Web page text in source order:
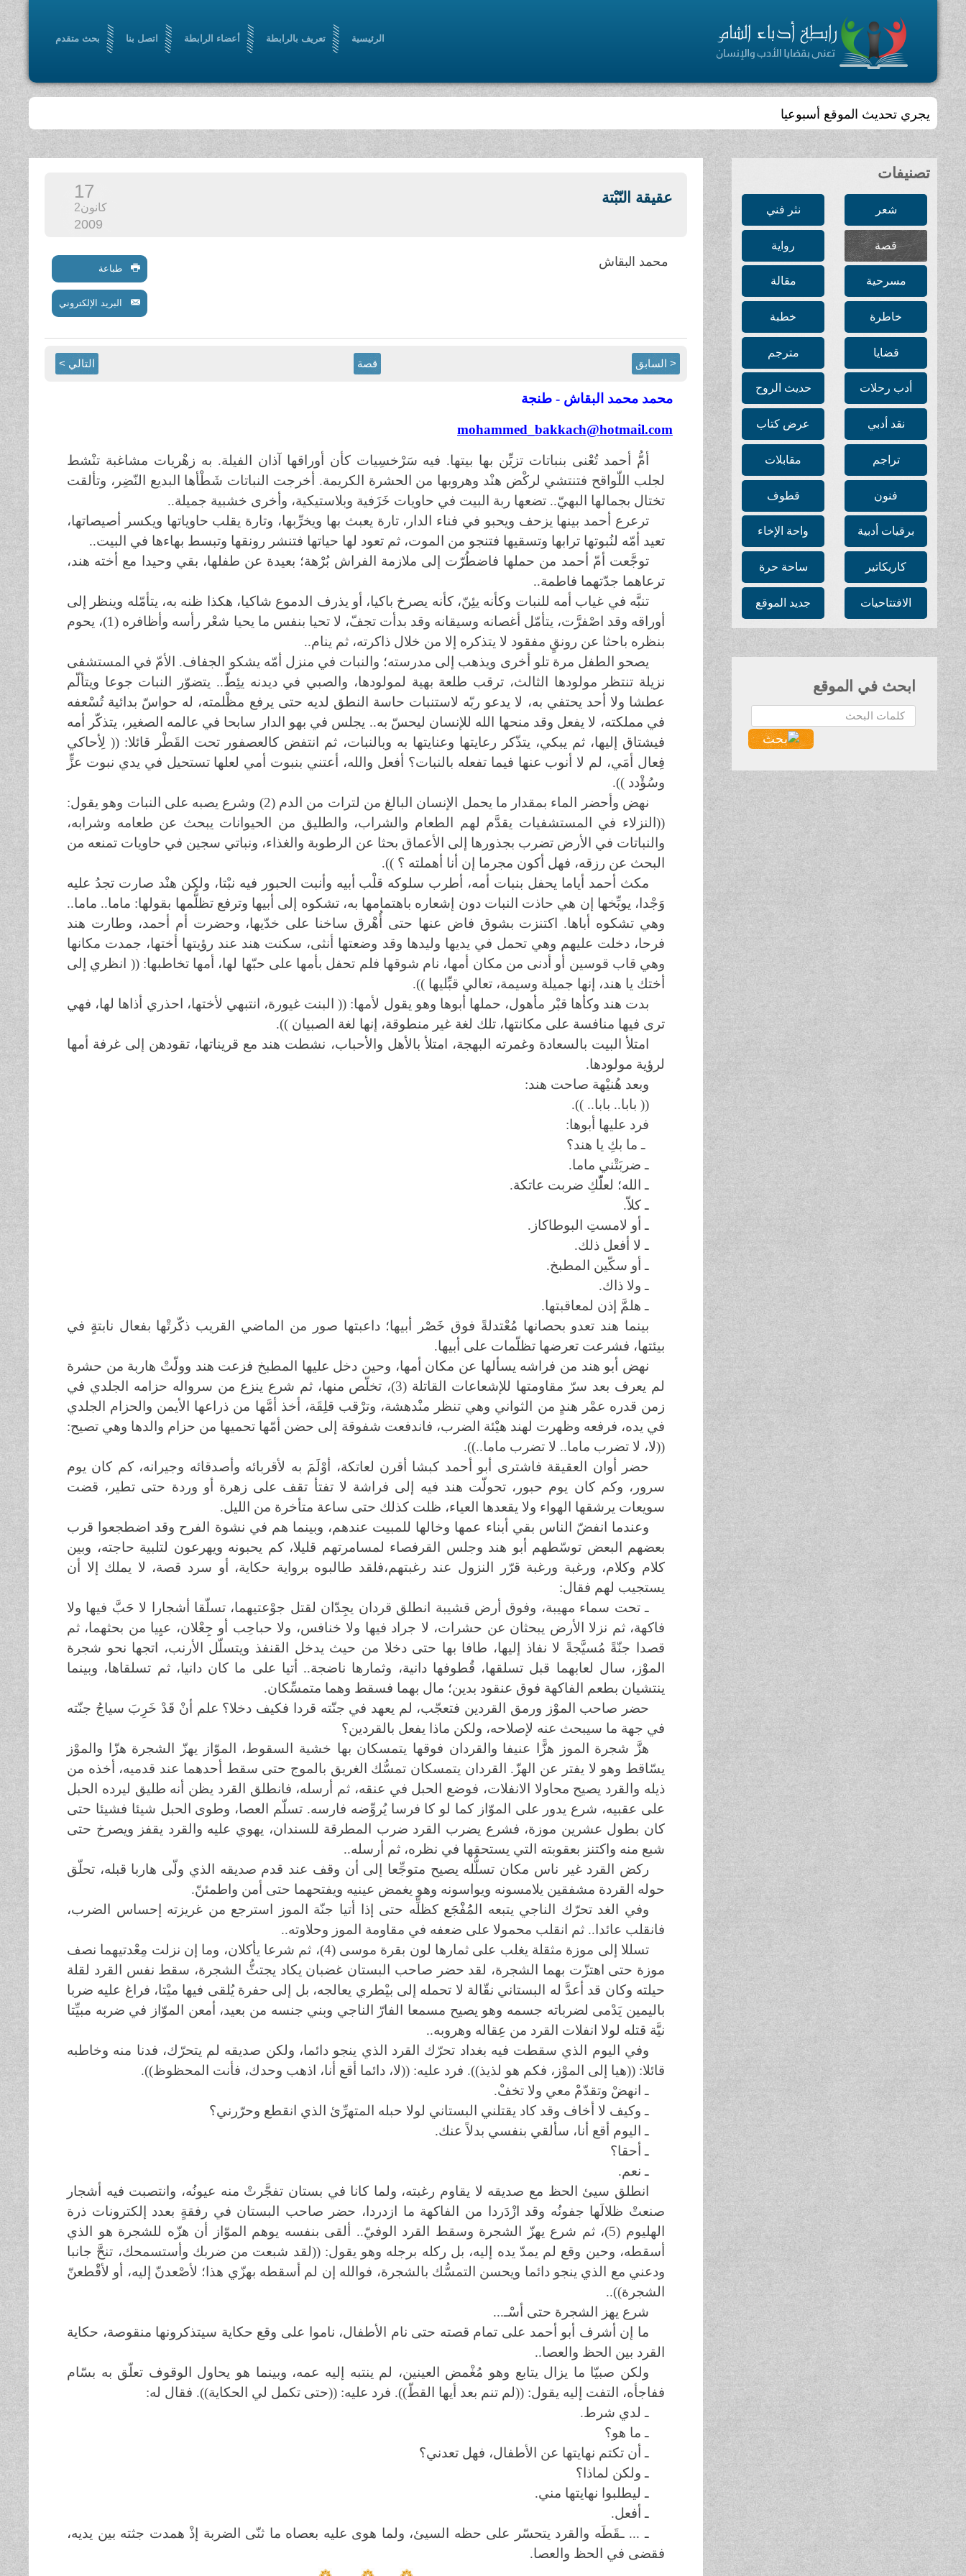
الرئيسية تعريف بالرابطة أعضاء الرابطة اتصل بنا بحث متقدم
يجري تحديث الموقع أسبوعيا
تصنيفات
شعر نثر فني
قصة رواية
مسرحية مقالة
خاطرة خطبة
قضايا مترجم
أدب رحلات حديث الروح
نقد أدبي عرض كتاب
تراجم مقابلات
فنون قطوف
برقيات أدبية واحة الإخاء
كاريكاتير ساحة حرة
الافتتاحيات جديد الموقع
ابحث في الموقع
البحث...
عقيقة النّبْتة 17
كانون2
2009
محمد البقاش طباعة
البريد الإلكتروني
< السابق قصة التالي >
محمد محمد البقاش - طنجة
mohammed_bakkach@hotmail.com
أمُّ أحمد تُعْنى بنباتات تزيِّن بها بيتها. فيه سَرْخسِيات كأن أوراقها آذان الفيلة. به زهْريات مشاغبة تنْشط
لجلب اللّواقح فتنتشي لركْض هنْد وهروبها من الحشرة الكريمة. أخرجت النباتات شَطْأها البديع النّضِر، وتألقت
تختال بجمالها البهيّ.. تضعها ربة البيت في حاويات خَزَفية وبلاستيكية، وأخرى خشبية جميلة..
ترعرع أحمد بينها يزحف ويحبو في فناء الدار، تارة يعبث بها ويخرِّبها، وتارة يقلب حاوياتها ويكسر أصيصاتها،
تعيد أمّه لنُبوتها ترابها وتسقيها فتنجو من الموت، ثم تعود لها حياتها فتنشر رونقها وتبسط بهاءها في البيت..
توجَّعت أمّ أحمد من حملها فاضطُرّت إلى ملازمة الفراش بُرْهة؛ بعيدة عن طفلها، بقي وحيدا مع أخته هند،
ترعاهما جدّتهما فاطمة..
تنبَّه في غياب أمه للنبات وكأنه يئِنّ، كأنه يصرخ باكيا، أو يذرف الدموع شاكيا، هكذا ظنه به، يتأمّله وينظر إلى
أوراقه وقد اصْفرَّت، يتأمّل أغصانه وسيقانه وقد بدأت تجفّ، لا تحيا بنفس ما يحيا شعْر رأسه وأظافره (1)، يحوم
بنظره باحثا عن رونقٍ مفقود لا يتذكره إلا من خلال ذاكرته، ثم ينام..
يصحو الطفل مرة تلو أخرى ويذهب إلى مدرسته؛ والنبات في منزل أمّه يشكو الجفاف. الأمّ في المستشفى
نزيلة تنتظر مولودها الثالث، ترقب طلعة بهية لمولودها، والصبي في ديدنه يئِطّ.. يتضوّر النبات جوعا ويتألّم
عطشا ولا أحد يحتفي به، لا يدعو ربّه لاستنبات حاسة النطق لديه حتى يرفع مظْلمته، له حواسّ بدائية تُسْعفه
في مملكته، لا يفعل وقد منحها الله للإنسان ليحسّ به.. يجلس في بهو الدار سابحا في عالمه الصغير، يتذكّر أمه
فيشتاق إليها، ثم يبكي، يتذّكر رعايتها وعنايتها به وبالنبات، ثم انتفض كالعصفور تحت القَطْر قائلا: (( لِأحاكي
فِعال أمَي، لم لا أنوب عنها فيما تفعله بالنبات؟ أفعل والله، أعتني بنبوت أمي لعلها تستحيل في يدي نبوت عزٍّ
وسُؤْدد )).
نهض وأحضر الماء بمقدار ما يحمل الإنسان البالغ من لترات من الدم (2) وشرع يصبه على النبات وهو يقول:
((النزلاء في المستشفيات يقدَّم لهم الطعام والشراب، والطليق من الحيوانات يبحث عن طعامه وشرابه،
والنباتات في الأرض تضرب بجذورها إلى الأعماق بحثا عن الرطوبة والغذاء، ونباتي سجين في حاويات تمنعه من
البحث عن رزقه، فهل أكون مجرما إن أنا أهملته ؟ )).
مكث أحمد أياما يحفل بنبات أمه، أطرب سلوكه قلْب أبيه وأنبت الحبور فيه نبْتا، ولكن هنْد صارت تجدُ عليه
وَجْدا، يوبِّخها إن هي حاذت النبات دون إشعاره باهتمامها به، تشكوه إلى أبيها وترفع تظلُّمها بقولها: ماما.. ماما..
وهي تشكوه أباها. اكتنزت بشوق فاض عنها حتى أُهْرق ساخنا على خدّيها، وحضرت أم أحمد، وطارت هند
فرحا، دخلت عليهم وهي تحمل في يديها وليدها وقد وضعتها أنثى، سكنت هند عند رؤيتها أختها، جمدت مكانها
وهي قاب قوسين أو أدنى من مكان أمها، نام شوقها فلم تحفل بأمها على حبّها لها، أمها تخاطبها: (( انظري إلى
أختك يا هند، إنها جميلة وسيمة، تعالي قبِّليها )).
بدت هند وكأها قبْر مأهول، حملها أبوها وهو يقول لأمها: (( البنت غيورة، انتبهي لأختها، احذري أذاها لها، فهي
ترى فيها منافسة على مكانتها، تلك لغة غير منطوقة، إنها لغة الصبيان )).
امتلأ البيت بالسعادة وغمرته البهجة، امتلأ بالأهل والأحباب، نشطت هند مع قريناتها، تقودهن إلى غرفة أمها
لرؤية مولودها.
وبعد هُنيْهة صاحت هند:
(( بابا.. بابا.. )).
فرد عليها أبوها:
ـ ما بكِ يا هند؟
ـ ضربَتْني ماما.
ـ الله؛ لعلّّكِ ضربت عاتكة.
ـ كلاّ.
ـ أو لامستِ البوطاكاز.
ـ لا أفعل ذلك.
ـ أو سكّين المطبخ.
ـ ولا ذاك.
ـ هلمَّ إذن لمعاقبتها.
بينما هند تعدو بحصانها مُعْتدلةً فوق خَصْر أبيها؛ داعبتها صور من الماضي القريب ذكّرتْها بفعال نابتةٍ في
بيئتها، فشرعت تعرضها تظلّمات على أبيها.
نهض أبو هند من فراشه يسألها عن مكان أمها، وحين دخل عليها المطبخ فزعت هند وولّتْ هاربة من حشرة
لم يعرف بعد سرّ مقاومتها للإشعاعات القاتلة (3)، تخلّص منها، ثم شرع ينزع من سرواله حزامه الجلدي في
زمن قدره عمْر هندٍ من الثواني وهي تنظر منْدهشة، وترْقب قلِقَة، أخذ أمَّها من ذراعها الأيمن والحزام الجلدي
في يده، فرفعه وظهرت لهند هيْئة الضرب، فاندفعت شفوقة إلى حضن أمّها تحميها من حزام والدها وهي تصيح:
((لا، لا تضرب ماما.. لا تضرب ماما..)).
حضر أوان العقيقة فاشترى أبو أحمد كبشا أقرن لعاتكة، أوْلَمَ به لأقربائه وأصدقائه وجيرانه، كم كان يوم
سرور، وكم كان يوم حبور، تحولّت هند فيه إلى فراشة لا تفتأ تقف على زهرة أو وردة حتى تطير، قضت
سويعات يرشقها الهواء ولا يقعدها العياء، ظلت كذلك حتى ساعة متأخرة من الليل.
وعندما انفضّ الناس بقي أبناء عمها وخالها للمبيت عندهم، وبينما هم في نشوة الفرح وقد اضطجعوا قرب
بعضهم البعض توسّطهم أبو هند وجلس القرفصاء لمسامرتهم قليلا، كم يحبونه ويهرعون لتلبية حاجته، وبين
كلام وكلام، ورغبة ورغبة قرّر النزول عند رغبتهم،فلقد طالبوه برواية حكاية، أو سرد قصة، لا يملك إلا أن
يستجيب لهم فقال:
ـ تحت سماء مهيبة، وفوق أرض قشيبة انطلق قردان يجِدّان لقتل جوْعتيهما، تسلّقا أشجارا لا حَبَّ فيها ولا
فاكهة، ثم نزلا الأرض يبحثان عن حشرات، لا جراد فيها ولا خنافس، ولا حباحِب أو جِعْلان، عيِيا من بحثهما، ثم
قصدا جنّةً مُسيَّجةً لا نفاذ إليها، طافا بها حتى دخلا من حيث يدخل القنفذ ويتسلّل الأرنب، اتجها نحو شجرة
الموْز، سال لعابهما قبل تسلقها، قُطوفها دانية، وثمارها ناضجة.. أتيا على ما كان دانيا، ثم تسلقاها، وبينما
ينتشيان بطعم الفاكهة فوق عنقود بدين؛ مال بهما فسقط وهما متمسِّكان.
حضر صاحب الموْز ورمق القردين فتعجّب، لم يعهد في جنّته قردا فكيف دخلا؟ علم أنْ قَدْ خَرِبَ سياجُ جنّته
في جهة ما سيبحث عنه لإصلاحه، ولكن ماذا يفعل بالقردين؟
هزَّ شجرة الموز هزًّا عنيفا والقردان فوقها يتمسكان بها خشية السقوط، الموّاز يهزّ الشجرة هزّا والموْز
يسّاقط وهو لا يفتر عن الهزّ. القردان يتمسكان تمسُّك الغريق بالموج حتى سقط أحدهما عند قدميه، أخذه من
ذيله والقرد يصيح محاولا الانفلات، فوضع الحبل في عنقه، ثم أرسله، فانطلق القرد يظن أنه طليق ليرده الحبل
على عقبيه، شرع يدور على الموّاز كما لو كا فرسا يُروِّضه فارسه. تسلّم العصا، وطوى الحبل شيئا فشيئا حتى
كان بطول عشرين موزة، فشرع يضرب القرد ضرب المطرقة للسندان، يهوي عليه والقرد يقفز ويصرخ حتى
شبع منه واكتنز بعقوبته التي يستحقها في نظره، ثم أرسله..
ركض القرد غير ناس مكان تسلُّله يصيح متوجِّعا إلى أن وقف عند قدم صديقه الذي ولّى هاربا قبله، تحلّق
حوله القردة مشفقين يلامسونه ويواسونه وهو يغمض عينيه ويفتحهما حتى أمن واطمئنّ.
وفي الغد تحرّك الناجي يتبعه المُُفْْجَع كظلِّه حتى إذا أتيا جنّة الموز استرجع من غريزته إحساس الضرب،
فانقلب عائدا.. ثم انقلب محمولا على ضعفه في مقاومة الموز وحلاوته..
تسللا إلى موزة مثقلة يغلب على ثمارها لون بقرة موسى (4)، ثم شرعا يأكلان، وما إن نزلت مِعْدتيهما نصف
موزة حتى اهتزّت بهما الشجرة، لقد حضر صاحب البستان غضبان يكاد يجتثُّ الشجرة، سقط نفس القرد لقلة
حيلته وكان قد أعدَّ له البستاني نقّالة لا تحمله إلى بيْطري يعالجه، بل إلى حفرة يُلقى فيها ميْتا، فراغ عليه ضربا
باليمين يَدْمى لضرباته جسمه وهو يصيح مسمعا الفارّ الناجي وبني جنسه من بعيد، أمعن الموّاز في ضربه مبيِّتا
نيَّة قتله لولا انفلات القرد من عِقاله وهروبه..
وفي اليوم الذي سقطت فيه بغداد تحرّك القرد الذي ينجو دائما، ولكن صديقه لم يتحرّك، فدنا منه وخاطبه
قائلا: ((هيا إلى الموْز، فكم هو لذيذ)). فرد عليه: ((لا، دائما أقع أنا، اذهب وحدك، فأنت المحظوظ)).
ـ انهضْ وتقدّمْ معي ولا تخفْ.
ـ وكيف لا أخاف وقد كاد يقتلني البستاني لولا حبله المتهرِّئ الذي انقطع وحرّرني؟
ـ اليوم أقع أنا، سألقي بنفسي بدلاً عنك.
ـ أحقا؟
ـ نعم.
انطلق سيئ الحظ مع صديقه لا يقاوم رغبته، ولما كانا في بستان تفجَّرتْ منه عيونُه، وانتصبت فيه أشجار
صنعتْ ظلالَها جفونُه وقد ازْدَردا من الفاكهة ما ازدردا، حضر صاحب البستان في رفقةٍ بعدد إلكترونات ذرة
الهليوم (5)، ثم شرع يهزّ الشجرة وسقط القرد الوفيّ.. ألقى بنفسه يوهم الموّاز أن هزّه للشجرة هو الذي
أسقطه، وحين وقع لم يمدّ يده إليه، بل ركله برجله وهو يقول: ((لقد شبعت من ضربك وأستسمحك، تنحَّ جانبا
ودعني مع الذي ينجو دائما ويحسن التمسُّك بالشجرة، فوالله إن لم
أسقطه بهزّي هذا؛ لأصْعدنّ إليه، أو لأقْطعنّ
الشجرة))..
شرع يهز الشجرة حتى أسْـ...
ما إن أشرف أبو أحمد على تمام قصته حتى نام الأطفال، ناموا على وقع حكاية سيتذكرونها منقوصة، حكاية
القرد بين الحظ والعصا..
ولكن صبيّا ما يزال يتابع وهو مُغْمض العينين، لم ينتبه إليه عمه، وبينما هو يحاول الوقوف تعلّق به بسّام
ففاجأه، التفت إليه يقول: ((لم تنم بعد أيها القطّ)). فرد عليه: ((حتى تكمل لي الحكاية)). فقال له:
ـ لدي شرط.
ـ ما هو؟
ـ أن تكتم نهايتها عن الأطفال، فهل تعدني؟
ـ ولكن لماذا؟
ـ ليطلبوا نهايتها مني.
ـ أفعل.
ـ ... ـقَطَه والقرد يتحسّر على حظه السيئ، ولما هوى عليه بعصاه ما ثنّى الضربة إذْ همدت جثته بين يديه،
فقضى في الحظ والعصا.